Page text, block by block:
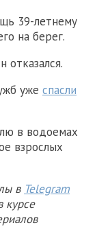
39-летнему
на берег.
отказался.
уже спасли
в водоемах
взрослых
в Telegram
курсе